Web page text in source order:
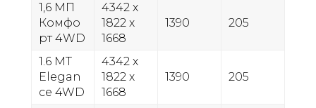
1,6 МП
Комфо
рт 4WD
4342 х
1822 х
1668
1390 205
1.6 МТ
Elegan
ce 4WD
4342 х
1822 х
1668
1390 205